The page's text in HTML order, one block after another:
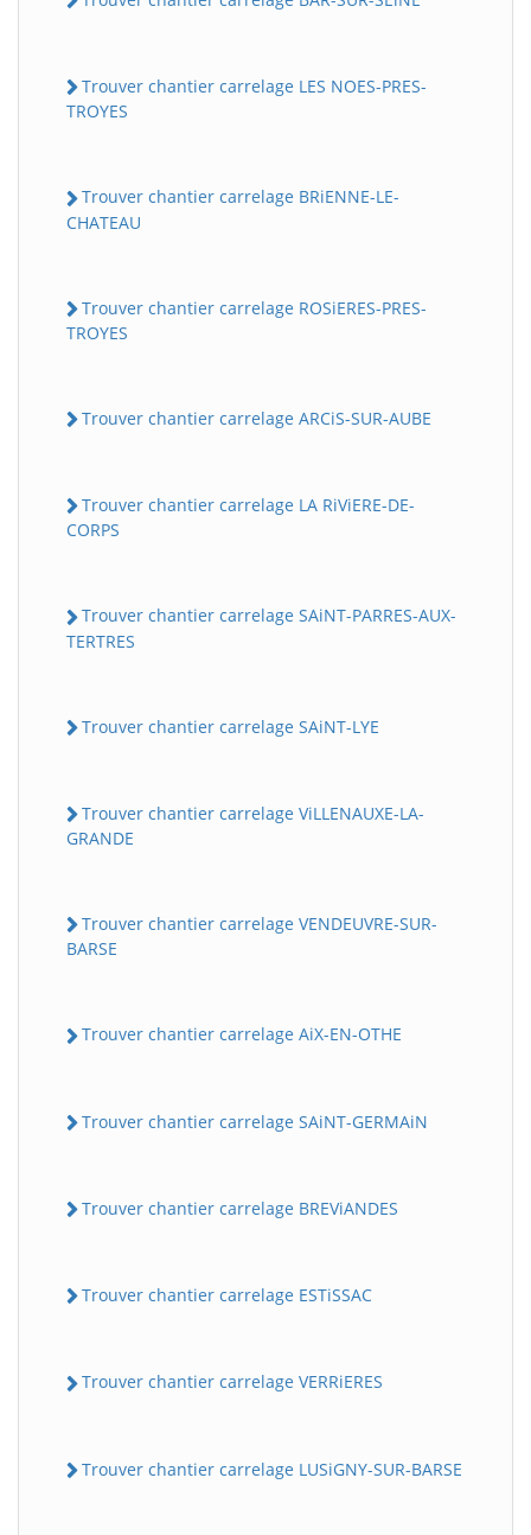
Trouver chantier carrelage LES NOES-PRES-
TROYES
Trouver chantier carrelage BRiENNE-LE-
CHATEAU
Trouver chantier carrelage ROSiERES-PRES-
TROYES
Trouver chantier carrelage ARCiS-SUR-AUBE
Trouver chantier carrelage LA RiViERE-DE-
CORPS
Trouver chantier carrelage SAiNT-PARRES-AUX-
TERTRES
Trouver chantier carrelage SAiNT-LYE
Trouver chantier carrelage ViLLENAUXE-LA-
GRANDE
Trouver chantier carrelage VENDEUVRE-SUR-
BARSE
Trouver chantier carrelage AiX-EN-OTHE
Trouver chantier carrelage SAiNT-GERMAiN
Trouver chantier carrelage BREViANDES
Trouver chantier carrelage ESTiSSAC
Trouver chantier carrelage VERRiERES
Trouver chantier carrelage LUSiGNY-SUR-BARSE